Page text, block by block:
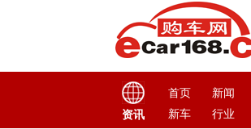
资讯
首页 新闻
新车
行业
马自达ATENZA（停产）
马自达CX-7（停产）
马自达3昂克赛拉
马自达CX-30